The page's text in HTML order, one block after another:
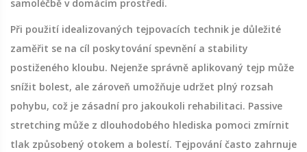
samoléčbě v domácím prostředí.
Při použití idealizovaných tejpovacích technik je důležité
zaměřit se na cíl poskytování spevnění a stability
postiženého kloubu. Nejenže správně aplikovaný tejp může
snížit bolest, ale zároveň umožňuje udržet plný rozsah
pohybu, což je zásadní pro jakoukoli rehabilitaci. Passive
stretching může z dlouhodobého hlediska pomoci zmírnit
tlak způsobený otokem a bolestí. Tejpování často zahrnuje